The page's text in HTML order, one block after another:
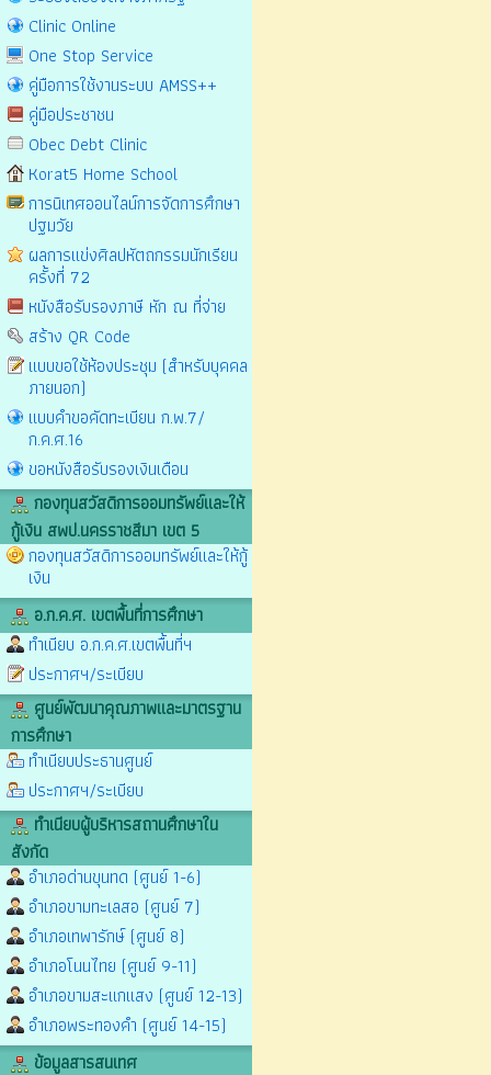
Clinic Online
One Stop Service
คู่มือการใช้งานระบบ AMSS++
คู่มือประชาชน
Obec Debt Clinic
Korat5 Home School
การนิเทศออนไลน์การจัดการศึกษา
ปฐมวัย
ผลการแข่งศิลปหัตถกรรมนักเรียน
ครั้งที่ 72
หนังสือรับรองภาษี หัก ณ ที่จ่าย
สร้าง QR Code
แบบขอใช้ห้องประชุม (สำหรับบุคคล
ภายนอก)
แบบคำขอคัดทะเบียน ก.พ.7/
ก.ค.ศ.16
ขอหนังสือรับรองเงินเดือน
กองทุนสวัสดิการออมทรัพย์และให้
กู้เงิน สพป.นครราชสีมา เขต 5
กองทุนสวัสดิการออมทรัพย์และให้กู้
เงิน
อ.ก.ค.ศ. เขตพื้นที่การศึกษา
ทำเนียบ อ.ก.ค.ศ.เขตพื้นที่ฯ
ประกาศฯ/ระเบียบ
ศูนย์พัฒนาคุณภาพและมาตรฐาน
การศึกษา
ทำเนียบประธานศูนย์
ประกาศฯ/ระเบียบ
ทำเนียบผู้บริหารสถานศึกษาใน
สังกัด
อำเภอด่านขุนทด (ศูนย์ 1-6)
อำเภอขามทะเลสอ (ศูนย์ 7)
อำเภอเทพารักษ์ (ศูนย์ 8)
อำเภอโนนไทย (ศูนย์ 9-11)
อำเภอขามสะแกแสง (ศูนย์ 12-13)
อำเภอพระทองคำ (ศูนย์ 14-15)
ข้อมูลสารสนเทศ